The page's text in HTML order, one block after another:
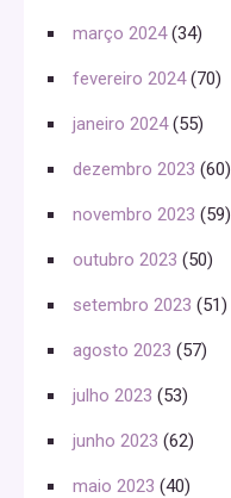
março 2024(34)
fevereiro 2024(70)
janeiro 2024(55)
dezembro 2023 (60)
novembro 2023 (59)
outubro 2023 (50)
setembro 2023 (51)
agosto 2023 (57)
julho 2023 (53)
junho 2023 (62)
maio 2023 (40)